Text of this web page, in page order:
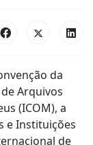
da
Arquivos
(ICOM), a
e Instituições
de